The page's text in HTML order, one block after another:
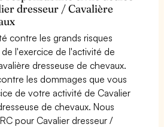
dresseur / Cavalière
contre les grands risques
l'exercice de l'activité de
dresseuse de chevaux.
les dommages que vous
de votre activité de Cavalier
de chevaux. Nous
pour Cavalier dresseur /